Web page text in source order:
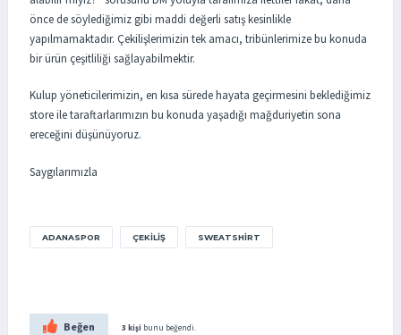
önce de söylediğimiz gibi maddi değerli satış kesinlikle
yapılmamaktadır. Çekilişlerimizin tek amacı, tribünlerimize bu konuda
bir ürün çeşitliliği sağlayabilmektir.
Kulup yöneticilerimizin, en kısa sürede hayata geçirmesini beklediğimiz
store ile taraftarlarımızın bu konuda yaşadığı mağduriyetin sona
ereceğini düşünüyoruz.
Saygılarımızla
ADANASPOR ÇEKILIŞ SWEATSHIRT
Beğen 3 kişi bunu beğendi.